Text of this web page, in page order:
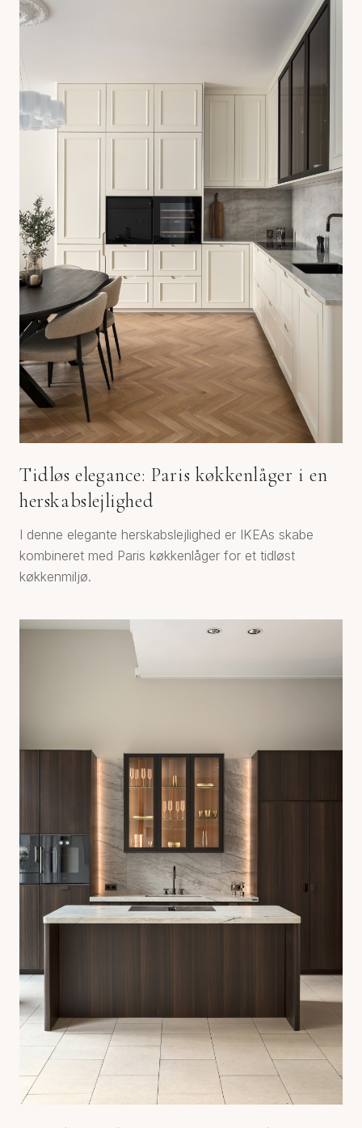
Tidløs elegance: Paris køkkenlåger i en
herskabslejlighed
I denne elegante herskabslejlighed er IKEAs skabe
kombineret med Paris køkkenlåger for et tidløst
køkkenmiljø.